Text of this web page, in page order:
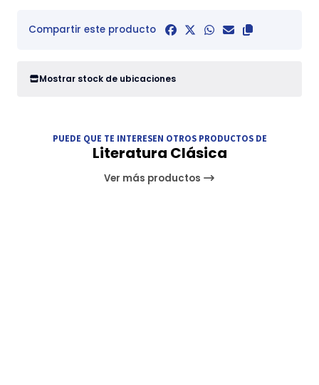
Compartir este producto
Mostrar stock de ubicaciones
PUEDE QUE TE INTERESEN OTROS PRODUCTOS DE
Literatura Clásica
Ver más productos